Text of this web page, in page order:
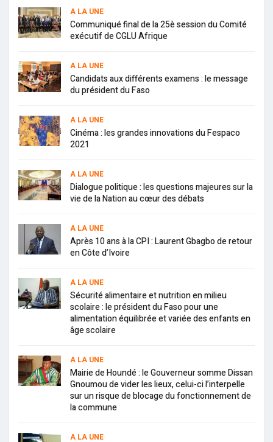
A LA UNE
Communiqué final de la 25è session du Comité
exécutif de CGLU Afrique
A LA UNE
Candidats aux différents examens : le message
du président du Faso
A LA UNE
Cinéma : les grandes innovations du Fespaco
2021
A LA UNE
Dialogue politique : les questions majeures sur la
vie de la Nation au cœur des débats
A LA UNE
Après 10 ans à la CPI : Laurent Gbagbo de retour
en Côte d’Ivoire
A LA UNE
Sécurité alimentaire et nutrition en milieu
scolaire : le président du Faso pour une
alimentation équilibrée et variée des enfants en
âge scolaire
A LA UNE
Mairie de Houndé : le Gouverneur somme Dissan
Gnoumou de vider les lieux, celui-ci l’interpelle
sur un risque de blocage du fonctionnement de
la commune
A LA UNE